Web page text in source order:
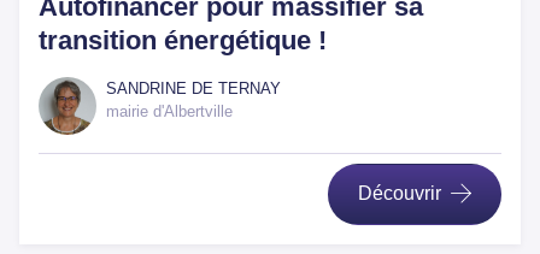
Autofinancer pour massifier sa
transition énergétique !
SANDRINE DE TERNAY
mairie d'Albertville
Découvrir